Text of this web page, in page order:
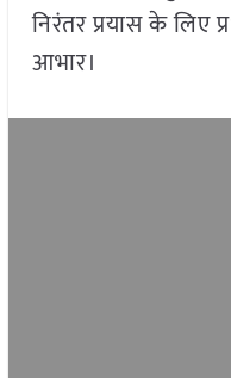
निरंतर प्रयास के लिए
आभार।